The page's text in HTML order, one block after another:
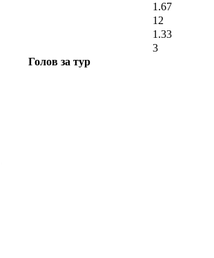
1.67
12
1.33
3
Голов за тур